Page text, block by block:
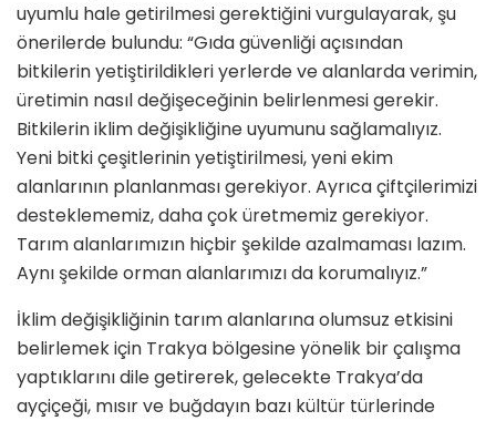
uyumlu hale getirilmesi gerektiğini vurgulayarak, şu
önerilerde bulundu: “Gıda güvenliği açısından
bitkilerin yetiştirildikleri yerlerde ve alanlarda verimin,
üretimin nasıl değişeceğinin belirlenmesi gerekir.
Bitkilerin iklim değişikliğine uyumunu sağlamalıyız.
Yeni bitki çeşitlerinin yetiştirilmesi, yeni ekim
alanlarının planlanması gerekiyor. Ayrıca çiftçilerimizi
desteklememiz, daha çok üretmemiz gerekiyor.
Tarım alanlarımızın hiçbir şekilde azalmaması lazım.
Aynı şekilde orman alanlarımızı da korumalıyız.”
İklim değişikliğinin tarım alanlarına olumsuz etkisini
belirlemek için Trakya bölgesine yönelik bir çalışma
yaptıklarını dile getirerek, gelecekte Trakya’da
ayçiçeği, mısır ve buğdayın bazı kültür türlerinde